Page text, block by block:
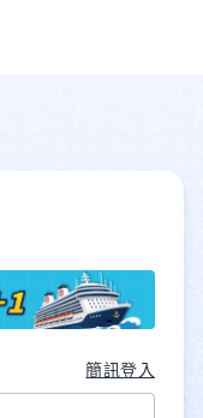
簡訊登入